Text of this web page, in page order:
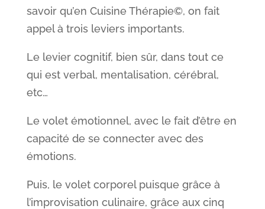
savoir qu’en Cuisine Thérapie©, on fait
appel à trois leviers importants.
Le levier cognitif, bien sûr, dans tout ce
qui est verbal, mentalisation, cérébral,
etc…
Le volet émotionnel, avec le fait d’être en
capacité de se connecter avec des
émotions.
Puis, le volet corporel puisque grâce à
l’improvisation culinaire, grâce aux cinq